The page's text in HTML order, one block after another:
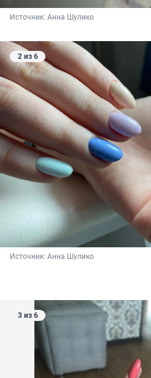
Источник: Анна Шулико
2 из 6
Источник: Анна Шулико
3 из 6